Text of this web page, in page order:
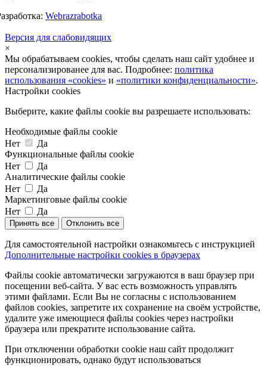
Webrazrabotka
Версия для слабовидящих
×
Мы обрабатываем cookies, чтобы сделать наш сайт удобнее и
персонализированее для вас. Подробнее: политика
использования «cookies» и «политики конфиденциальности».
Настройки cookies
Выберите, какие файлы cookie вы разрешаете использовать:
Необходимые файлы cookie
Нет
Да
Функциональные файлы cookie
Нет
Да
Аналитические файлы cookie
Нет
Да
Маркетинговые файлы cookie
Нет
Да
Принять все Отклонить все
Для самостоятельной настройки ознакомьтесь с инструкцией
Дополнительные настройки cookies в браузерах
Файлы cookie автоматически загружаются в ваш браузер при
посещении веб-сайта. У вас есть возможность управлять
этими файлами. Если Вы не согласны с использованием
файлов cookies, запретите их сохранение на своём устройстве,
удалите уже имеющиеся файлы cookies через настройки
браузера или прекратите использование сайта.
При отключении обработки cookie наш сайт продолжит
функционировать, однако будут использоваться